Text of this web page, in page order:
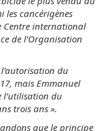
les cancérigènes
Centre international
de l’Organisation
du
mais Emmanuel
l’utilisation du
trois ans ».
que le principe